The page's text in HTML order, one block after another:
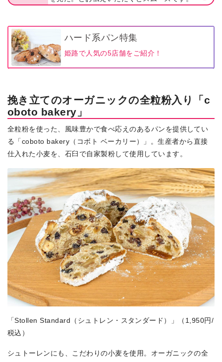
ハード系パン特集
姫路で人気の5店舗をご紹介！
挽き立てのオーガニックの全粒粉入り「c
oboto bakery」
全粒粉を使った、風味豊かで食べ応えのあるパンを提供してい
る「coboto bakery（コボト ベーカリー）」。生産者から直接
仕入れた小麦を、石臼で自家製粉して使用しています。
「Stollen Standard（シュトレン・スタンダード）」（1,950円/
税込）
シュトーレンにも、こだわりの小麦を使用。オーガニックの全